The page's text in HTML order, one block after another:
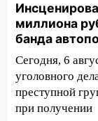
12:31
из Европы
12:20
В
пострадал
12:00 Где
миллиона
банда
Сегодня, 6
уголовного
преступной
при получении